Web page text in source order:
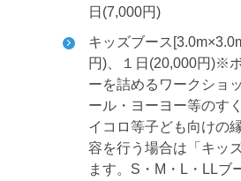
日(7,000円)
キッズブース
円)、１日(20,000円)※
ーを詰めるワークショ
ール・ヨーヨー等のす
イコロ等子ども向けの
容を行う場合は「キッ
ます。S・M・L・LLブ